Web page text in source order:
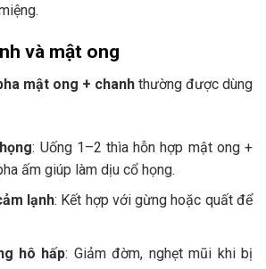
và mật ong
mật ong + chanh thường được dùng
: Uống 1–2 thìa hỗn hợp mật ong +
ấm giúp làm dịu cổ họng.
lạnh: Kết hợp với gừng hoặc quất để
hô hấp: Giảm đờm, nghẹt mũi khi bị